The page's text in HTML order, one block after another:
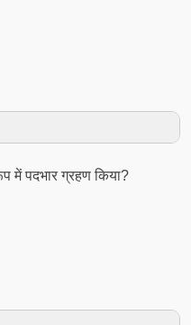
में पदभार ग्रहण किया?